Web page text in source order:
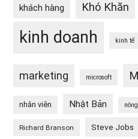
khách hàng Khó Khăn
kinh doanh kinh tế
marketing microsoft
nhân viên Nhật Bản
Richard Branson Steve Jobs